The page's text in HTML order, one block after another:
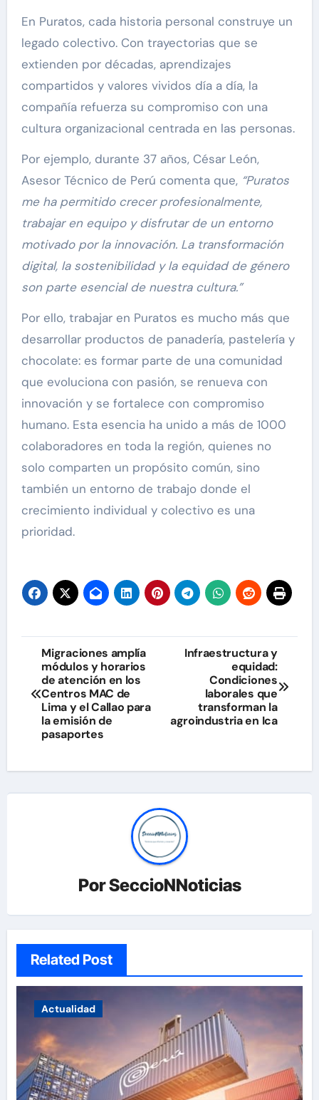
En Puratos, cada historia personal construye un
legado colectivo. Con trayectorias que se
extienden por décadas, aprendizajes
compartidos y valores vividos día a día, la
compañía refuerza su compromiso con una
cultura organizacional centrada en las personas.
Por ejemplo, durante 37 años, César León,
Asesor Técnico de Perú comenta que, “Puratos
me ha permitido crecer profesionalmente,
trabajar en equipo y disfrutar de un entorno
motivado por la innovación. La transformación
digital, la sostenibilidad y la equidad de género
son parte esencial de nuestra cultura.”
Por ello, trabajar en Puratos es mucho más que
desarrollar productos de panadería, pastelería y
chocolate: es formar parte de una comunidad
que evoluciona con pasión, se renueva con
innovación y se fortalece con compromiso
humano. Esta esencia ha unido a más de 1000
colaboradores en toda la región, quienes no
solo comparten un propósito común, sino
también un entorno de trabajo donde el
crecimiento individual y colectivo es una
prioridad.
Navegación
de
entradas
Migraciones amplía
módulos y horarios
de atención en los
Centros MAC de
Lima y el Callao para
la emisión de
pasaportes
Infraestructura y
equidad:
Condiciones
laborales que
transforman la
agroindustria en Ica
PorSeccioNNoticias
Related Post
Actualidad